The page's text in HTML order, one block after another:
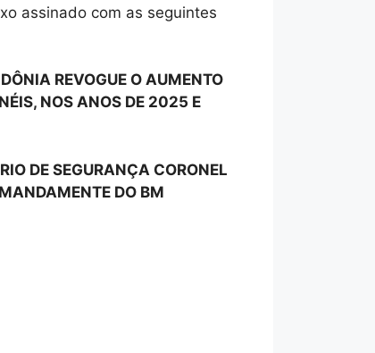
assinado com as seguintes
REVOGUE O AUMENTO
NOS ANOS DE 2025 E
DE SEGURANÇA CORONEL
DO BM